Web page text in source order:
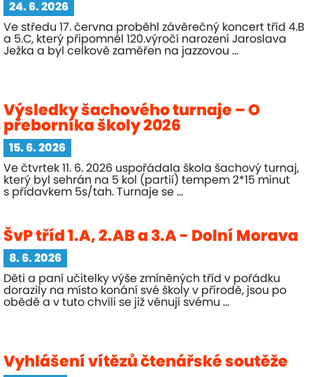
24. 6. 2026
Ve středu 17. června proběhl závěrečný koncert tříd 4.B
a 5.C, který připomněl 120.výročí narození Jaroslava
Ježka a byl celkově zaměřen na jazzovou ...
Výsledky šachového turnaje – O
přeborníka školy 2026
15. 6. 2026
Ve čtvrtek 11. 6. 2026 uspořádala škola šachový turnaj,
který byl sehrán na 5 kol (partií) tempem 2*15 minut
s přídavkem 5s/tah. Turnaje se ...
ŠvP tříd 1.A, 2.AB a 3.A - Dolní Morava
8. 6. 2026
Děti a paní učitelky výše zmíněných tříd v pořádku
dorazily na místo konání své školy v přírodě, jsou po
obědě a v tuto chvíli se již věnují svému ...
Vyhlášení vítězů čtenářské soutěže